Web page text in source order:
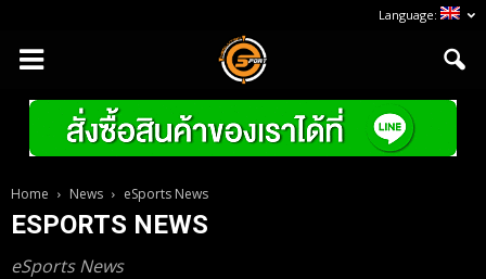
Language:
Home News eSports News
ESPORTS NEWS
eSports News